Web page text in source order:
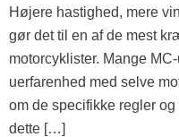
Højere hastighed, mere
gør det til en af de mest
motorcyklister. Mange
uerfarenhed med selve
om de specifikke regler og
dette […]